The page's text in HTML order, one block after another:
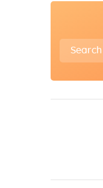
Search
for: